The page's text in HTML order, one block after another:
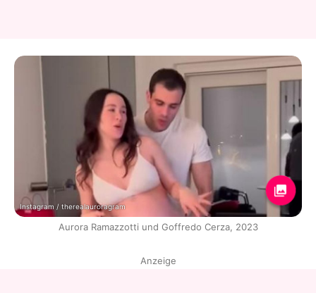
Instagram / therealauroragram
Aurora Ramazzotti und Goffredo Cerza, 2023
Anzeige